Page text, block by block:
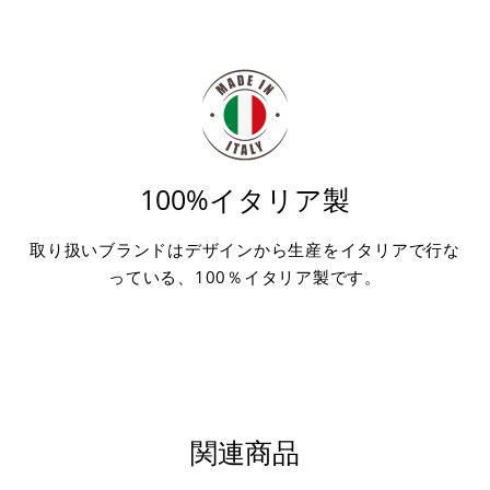
100%イタリア製
取り扱いブランドはデザインから生産をイタリアで行な
っている、100％イタリア製です。
関連商品